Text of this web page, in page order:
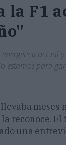
F1
actual
estamos para
meses
reconoce.
una